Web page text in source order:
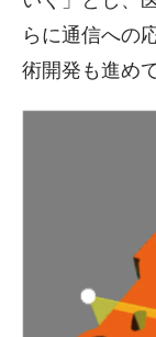
らに通信への
術開発も進め